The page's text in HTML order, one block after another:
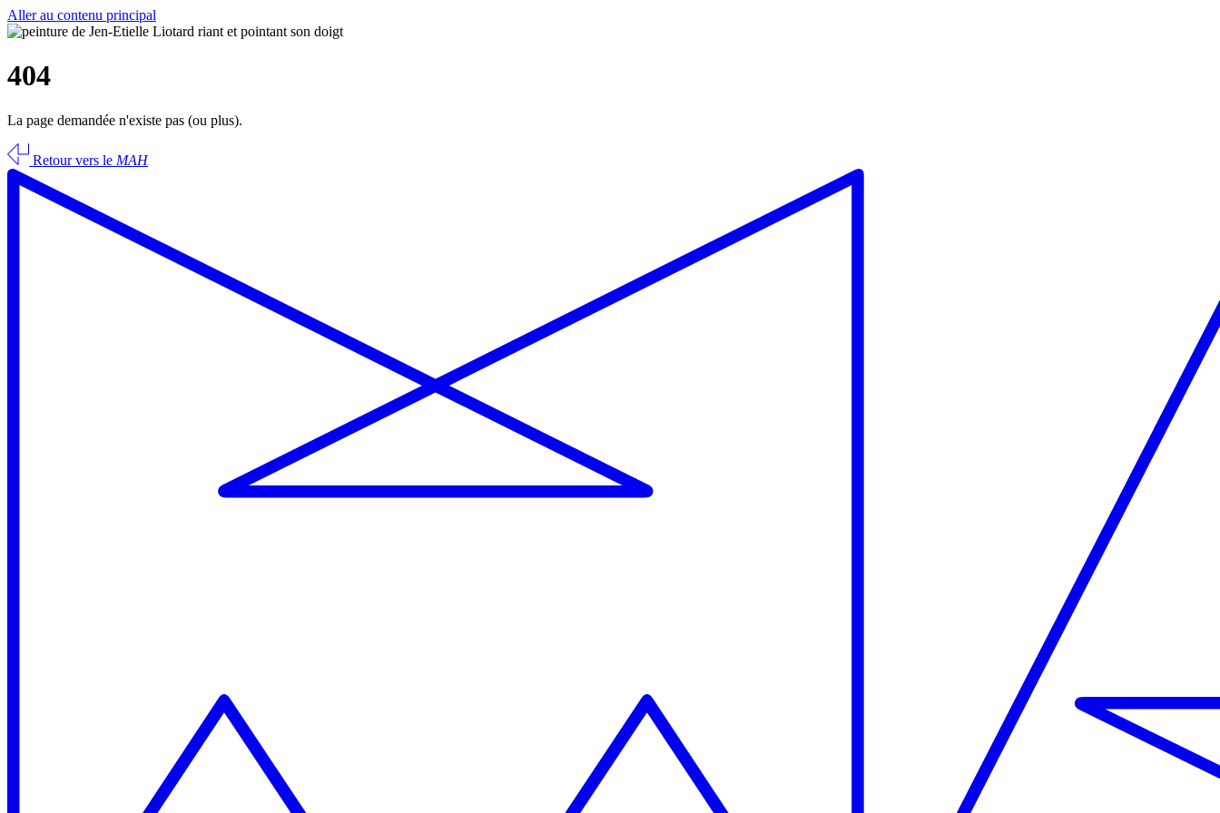
Aller au contenu principal
404
La page demandée n'existe pas (ou plus).
Retour vers le MAH